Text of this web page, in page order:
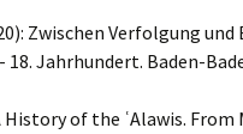
Zwischen Verfolgung
Jahrhundert. Baden-
History of the ʿAlawis.